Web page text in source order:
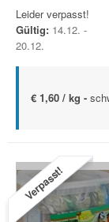
Leider verpasst!
Gültig: 14.12. -
20.12.
€ 1,60 / kg -
Verpasst!